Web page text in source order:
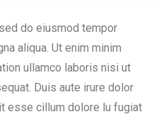
do eiusmod tempor
aliqua. Ut enim minim
ullamco laboris nisi ut
Duis aute irure dolor
esse cillum dolore lu fugiat